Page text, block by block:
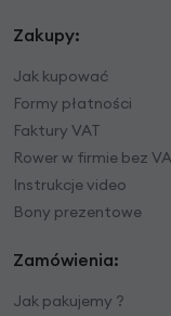
Zakupy:
Jak kupować
Formy płatności
Faktury VAT
Rower w firmie bez
Instrukcje video
Bony prezentowe
Zamówienia:
Jak pakujemy ?